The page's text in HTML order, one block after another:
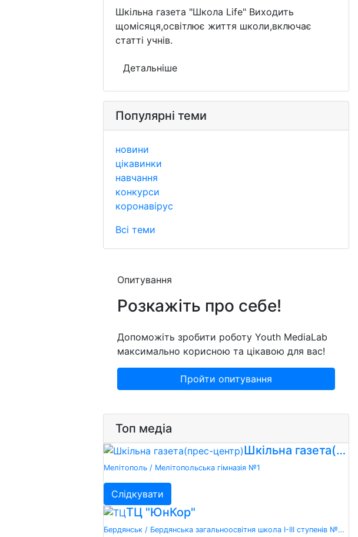
Шкільна газета "Школа Life" Виходить
щомісяця,освітлює життя школи,включає
статті учнів.
Детальніше
Популярні теми
новини
цікавинки
навчання
конкурси
коронавірус
Всі теми
Опитування
Розкажіть про себе!
Допоможіть зробити роботу Youth MediaLab
максимально корисною та цікавою для вас!
Пройти опитування
Топ медіа
Шкільна газета(прес-центр) "Точка зору"
Мелітополь / Мелітопольська гімназія №1
Слідкувати
ТЦ "ЮнКор"
Бердянськ / Бердянська загальноосвітня школа І-ІІІ ступенів №20 Бердянської міської ради Запорізької області